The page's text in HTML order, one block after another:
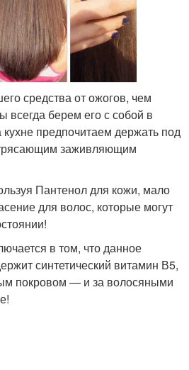
средства от ожогов, чем
всегда берем его с собой в
предпочитаем держать под
заживляющим
Пантенол для кожи, мало
для волос, которые могут
в том, что данное
синтетический витамин В5,
покровом — и за волосяными